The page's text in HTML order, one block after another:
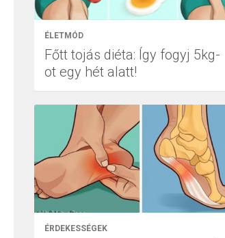
ÉLETMÓD
Főtt tojás diéta: Így fogyj 5kg-
ot egy hét alatt!
ÉRDEKESSÉGEK